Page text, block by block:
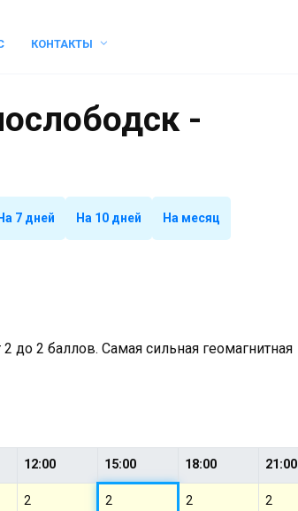
КОНТАКТЫ
-
На 7 дней На 10 дней На месяц
2 до 2 баллов. Самая сильная геомагнитная
12:00 15:00 18:00 21:00
2 2 2 2